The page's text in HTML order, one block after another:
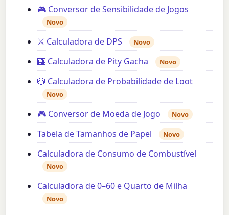
🎮 Conversor de Sensibilidade de Jogos
Novo
⚔️ Calculadora de DPS Novo
🎰 Calculadora de Pity Gacha Novo
🎲 Calculadora de Probabilidade de Loot
Novo
🎮 Conversor de Moeda de Jogo Novo
Tabela de Tamanhos de Papel Novo
Calculadora de Consumo de Combustível
Novo
Calculadora de 0–60 e Quarto de Milha
Novo